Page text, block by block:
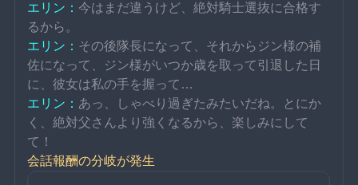
エリン：今はまだ違うけど、絶対騎士選抜に合格す
るから。
エリン： その後隊長になって、それからジン様の補
佐になって、ジン様がいつか歳を取って引退した日
に、彼女は私の手を握って…
エリン： あっ、しゃべり過ぎたみたいだね。とにか
く、絶対父さんより強くなるから、楽しみにして
て！
会話報酬の分岐が発生